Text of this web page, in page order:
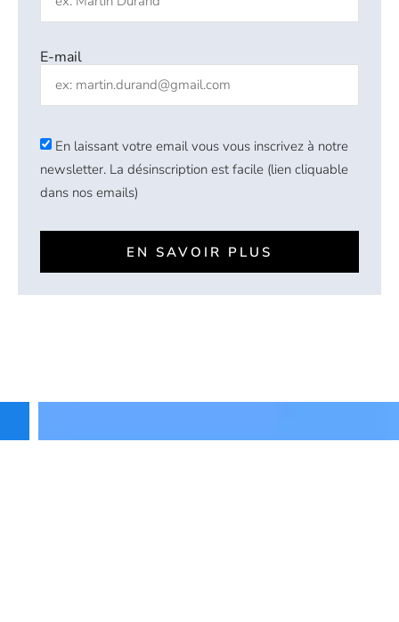
E-mail
En laissant votre email vous vous inscrivez à notre
newsletter. La désinscription est facile (lien cliquable
dans nos emails)
EN SAVOIR PLUS